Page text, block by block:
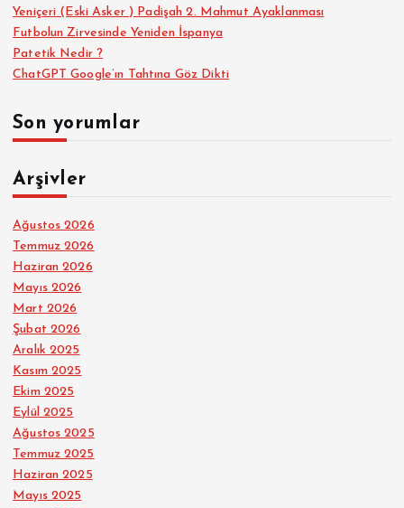
Yeniçeri (Eski Asker ) Padişah 2. Mahmut Ayaklanması
Futbolun Zirvesinde Yeniden İspanya
Patetik Nedir ?
ChatGPT Google’ın Tahtına Göz Dikti
Son yorumlar
Arşivler
Ağustos 2026
Temmuz 2026
Haziran 2026
Mayıs 2026
Mart 2026
Şubat 2026
Aralık 2025
Kasım 2025
Ekim 2025
Eylül 2025
Ağustos 2025
Temmuz 2025
Haziran 2025
Mayıs 2025